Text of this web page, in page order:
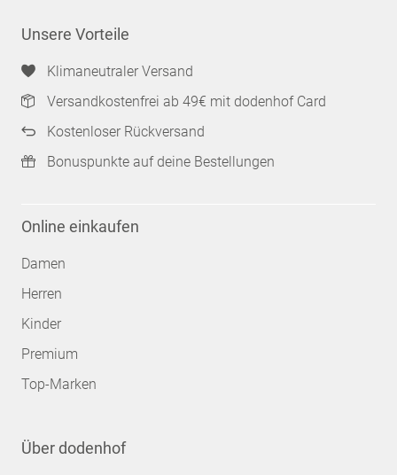
Unsere Vorteile
Klimaneutraler Versand
Versandkostenfrei ab 49€ mit dodenhof Card
Kostenloser Rückversand
Bonuspunkte auf deine Bestellungen
Online einkaufen
Damen
Herren
Kinder
Premium
Top-Marken
Über dodenhof